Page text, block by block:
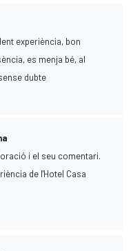
experiència, bon
es menja bé, al
dubte
i el seu comentari.
de l'Hotel Casa